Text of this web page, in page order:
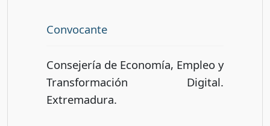
Convocante
Consejería de Economía, Empleo y
Transformación Digital.
Extremadura.